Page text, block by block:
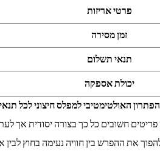
פרטי אריזות
זמן מסירה
תנאי תשלום
יכולת אספקה
האולטימטיבי למפלס חיצוני לכל
חשובים כל כך בצורה יסודית אך
את ההפרש בין חוויה נעימה בחוץ